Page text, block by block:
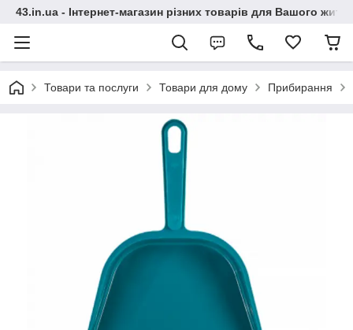
43.in.ua - Інтернет-магазин різних товарів для Вашого
Товари та послуги Товари для дому Прибирання